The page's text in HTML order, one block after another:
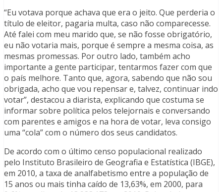
“Eu votava porque achava que era o jeito. Que perderia o
título de eleitor, pagaria multa, caso não comparecesse.
Até falei com meu marido que, se não fosse obrigatório,
eu não votaria mais, porque é sempre a mesma coisa, as
mesmas promessas. Por outro lado, também acho
importante a gente participar, tentarmos fazer com que
o país melhore. Tanto que, agora, sabendo que não sou
obrigada, acho que vou repensar e, talvez, continuar indo
votar”, destacou a diarista, explicando que costuma se
informar sobre política pelos telejornais e conversando
com parentes e amigos e na hora de votar, leva consigo
uma “cola” com o número dos seus candidatos.
De acordo com o último censo populacional realizado
pelo Instituto Brasileiro de Geografia e Estatística (IBGE),
em 2010, a taxa de analfabetismo entre a população de
15 anos ou mais tinha caído de 13,63%, em 2000, para